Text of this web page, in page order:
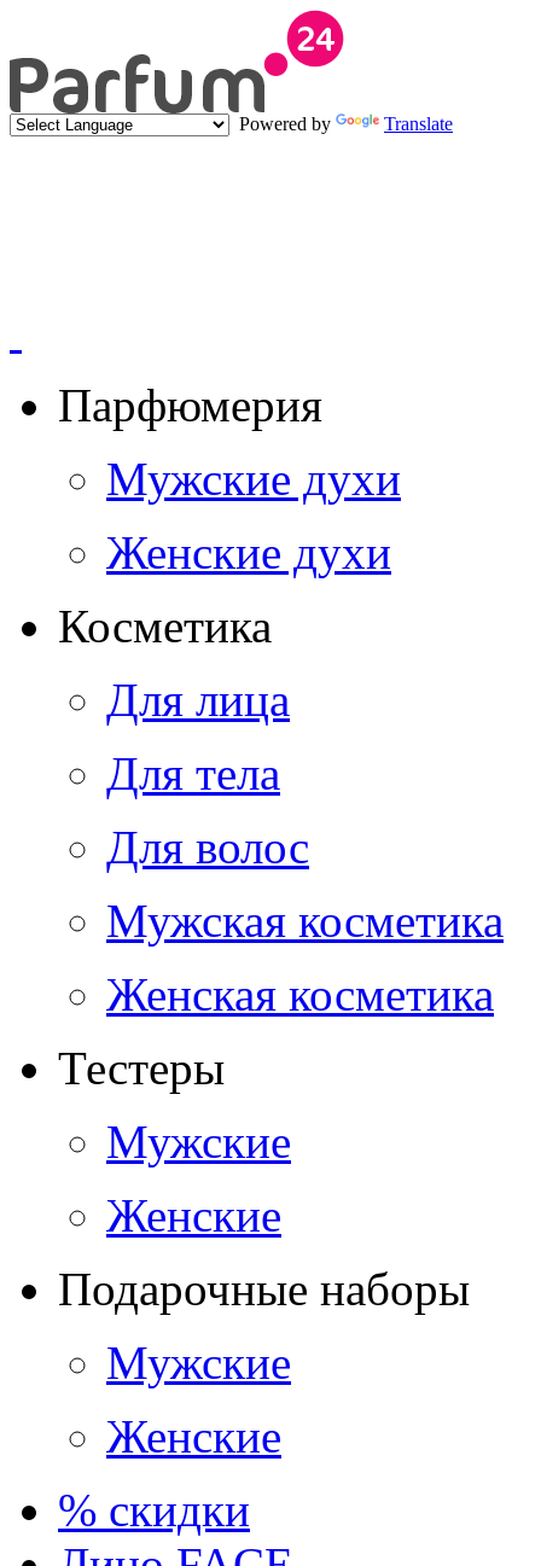
Powered by Translate
Парфюмерия
Мужские духи
Женские духи
Косметика
Для лица
Для тела
Для волос
Мужская косметика
Женская косметика
Тестеры
Мужские
Женские
Подарочные наборы
Мужские
Женские
% скидки